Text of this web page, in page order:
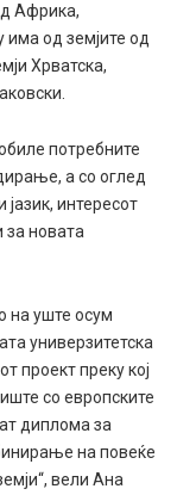
Африка,
од земјите од
Хрватска,
потребните
а со оглед
интересот
новата
на уште осум
универзитетска
проект преку кој
со европските
диплома за
на повеќе
вели Ана